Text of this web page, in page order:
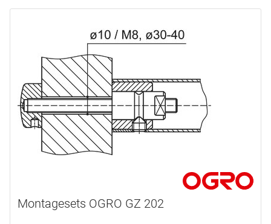
Montagesets OGRO GZ 202